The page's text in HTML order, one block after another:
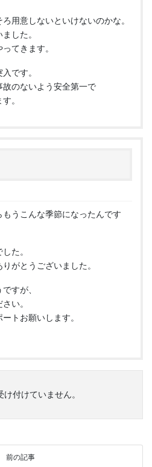
用意しないといけないのかな。
した。
てきます。
です。
のないよう安全第一で
。
うこんな季節になったんです
た。
がとうございました。
すが、
い。
トお願いします。
け付けていません。
前の記事